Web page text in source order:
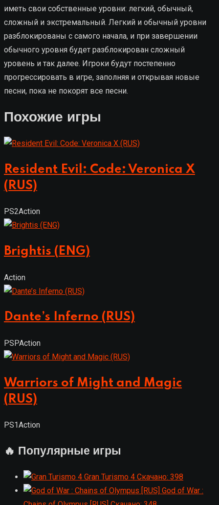
иметь свои собственные уровни: легкий, обычный,
сложный и экстремальный. Легкий и обычный уровни
разблокированы с самого начала, и при завершении
обычного уровня будет разблокирован сложный
уровень и так далее. Игроки будут постепенно
прогрессировать в игре, заполняя и открывая новые
песни, пока не покорят все песни.
Похожие игры
Resident Evil: Code: Veronica X
(RUS)
PS2Action
Brightis (ENG)
Action
Dante’s Inferno (RUS)
PSPAction
Warriors of Might and Magic
(RUS)
PS1Action
🔥 Популярные игры
Gran Turismo 4 Скачано: 398
God of War :